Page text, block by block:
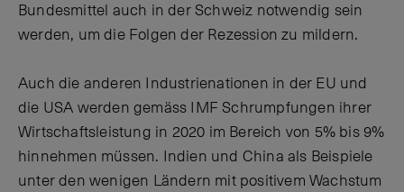
Bundesmittel auch in der Schweiz notwendig sein
werden, um die Folgen der Rezession zu mildern.
Auch die anderen Industrienationen in der EU und
die USA werden gemäss IMF Schrumpfungen ihrer
Wirtschaftsleistung in 2020 im Bereich von 5% bis 9%
hinnehmen müssen. Indien und China als Beispiele
unter den wenigen Ländern mit positivem Wachstum